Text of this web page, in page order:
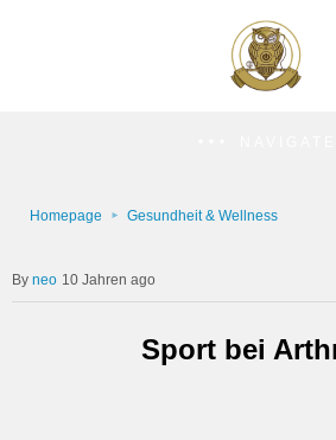
Homepage Gesundheit & Wellness
neo 10 Jahren ago
Sport bei